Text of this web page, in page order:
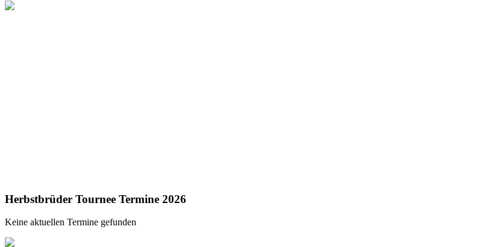
Herbstbrüder Tournee Termine 2026
Keine aktuellen Termine gefunden